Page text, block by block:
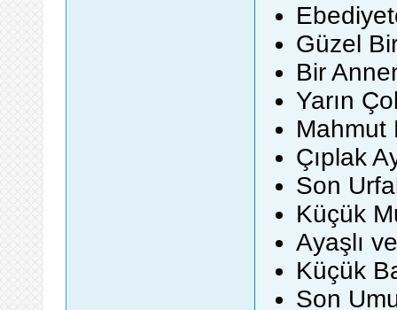
Güzel
Bir
Yarın
Mahmut
Çıplak
Son
Küçük
Ayaşlı
Küçük
Son